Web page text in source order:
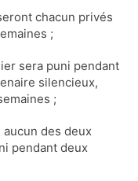
chacun privés
;
sera puni pendant
silencieux,
;
des deux
pendant deux